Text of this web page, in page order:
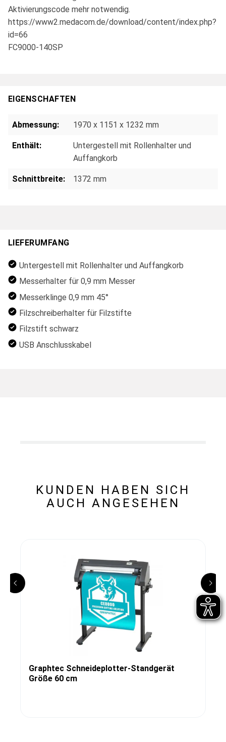
Aktivierungscode mehr notwendig.
https://www2.medacom.de/download/content/index.php?
id=66
FC9000-140SP
EIGENSCHAFTEN
Abmessung: 1970 x 1151 x 1232 mm
Enthält:
Untergestell mit Rollenhalter und
Auffangkorb
Schnittbreite: 1372 mm
LIEFERUMFANG
Untergestell mit Rollenhalter und Auffangkorb
Messerhalter für 0,9 mm Messer
Messerklinge 0,9 mm 45°
Filzschreiberhalter für Filzstifte
Filzstift schwarz
USB Anschlusskabel
KUNDEN HABEN SICH
AUCH ANGESEHEN
Graphtec Schneideplotter-Standgerät
Größe 60 cm